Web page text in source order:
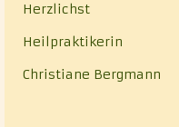
Herzlichst
Heilpraktikerin
Christiane Bergmann